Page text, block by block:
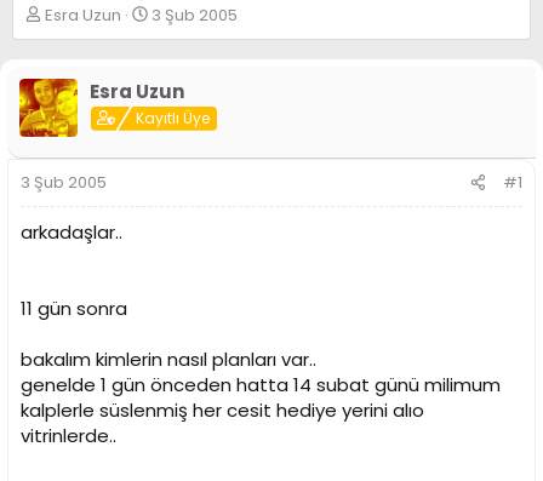
K
o
u
y
u
B
a
ş
l
a
n
Esra Uzun
B
a
a
n
ı
t
3 Şub 2005
Esra Uzun
Kayıtlı Üye
3 Şub 2005 #1
arkadaşlar..
11 gün sonra
bakalım kimlerin nasıl planları var..
genelde 1 gün önceden hatta 14 subat günü milimum
kalplerle süslenmiş her cesit hediye yerini alıo
vitrinlerde..